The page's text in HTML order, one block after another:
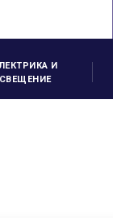
И